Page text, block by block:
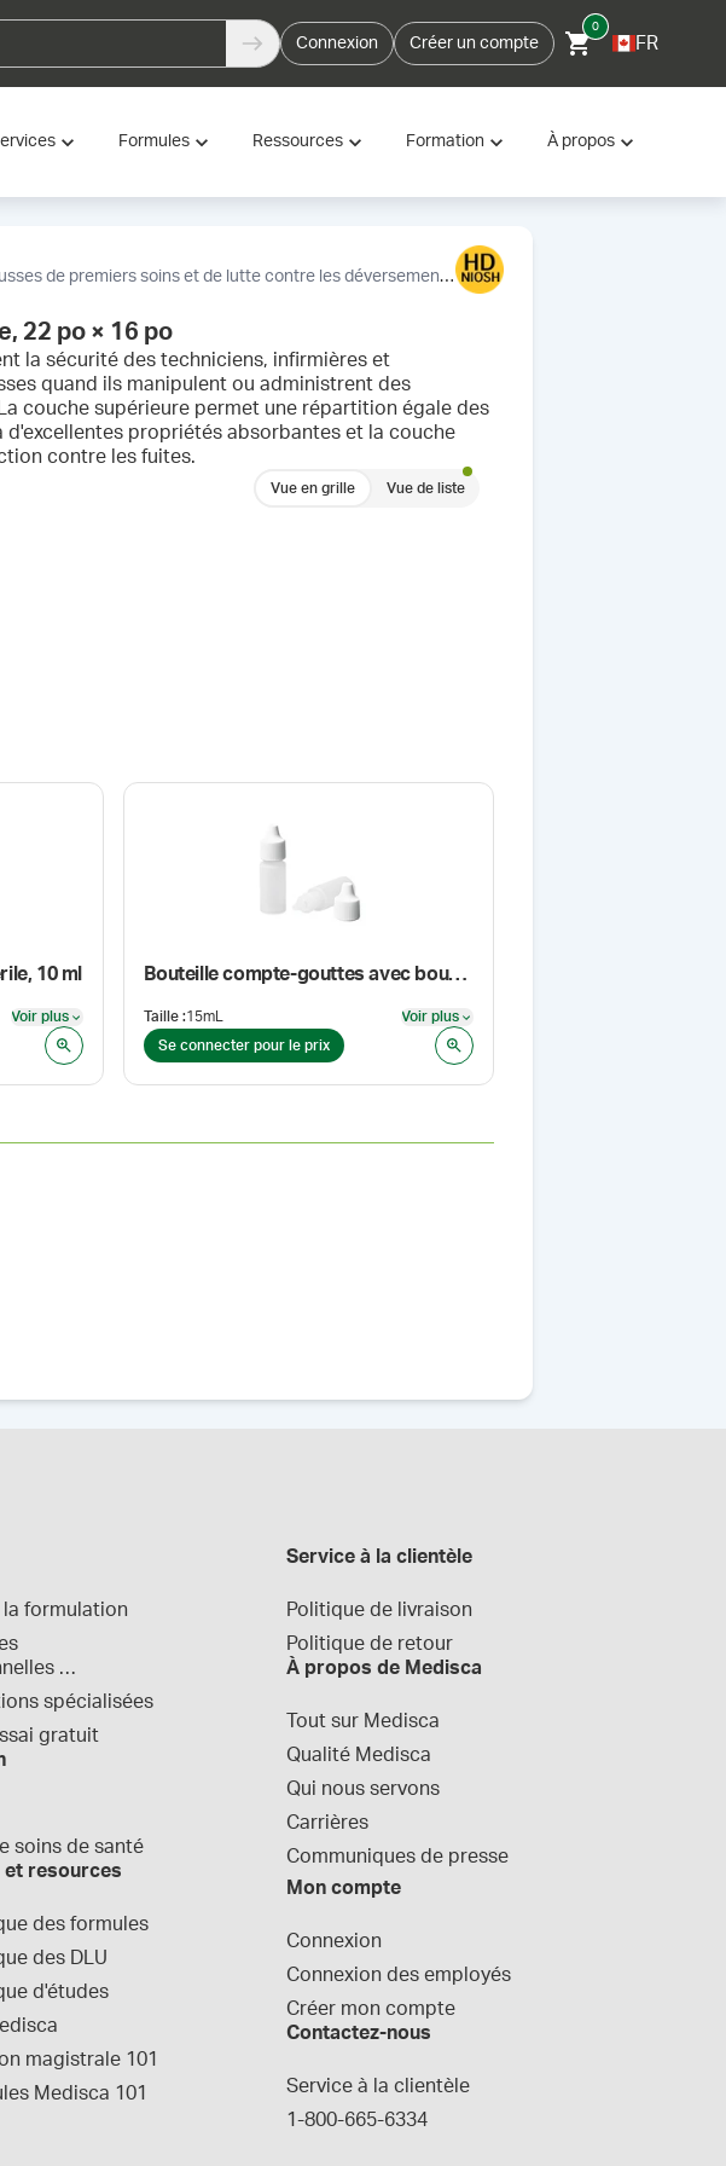
Connexion Créer un compte
0
FR
Formules Ressources Formation À propos
de premiers soins et de lutte contre les déversements Tapis de préparation, stérile,
22 po × 16 po
la sécurité des techniciens, infirmières et
quand ils manipulent ou administrent des
couche supérieure permet une répartition égale des
d'excellentes propriétés absorbantes et la couche
contre les fuites.
Vue en grille Vue de liste
10 ml
Voir plus
Bouteille compte-gouttes avec bouchon et embout, stérile, naturel, 2/pq
Taille :15mL Voir plus
Se connecter pour le prix
la formulation
spécialisées
gratuit
soins de santé
et resources
des formules
des DLU
d'études
magistrale 101
Medisca 101
Service à la clientèle
Politique de livraison
Politique de retour
À propos de Medisca
Tout sur Medisca
Qualité Medisca
Qui nous servons
Carrières
Communiques de presse
Mon compte
Connexion
Connexion des employés
Créer mon compte
Contactez-nous
Service à la clientèle
1-800-665-6334